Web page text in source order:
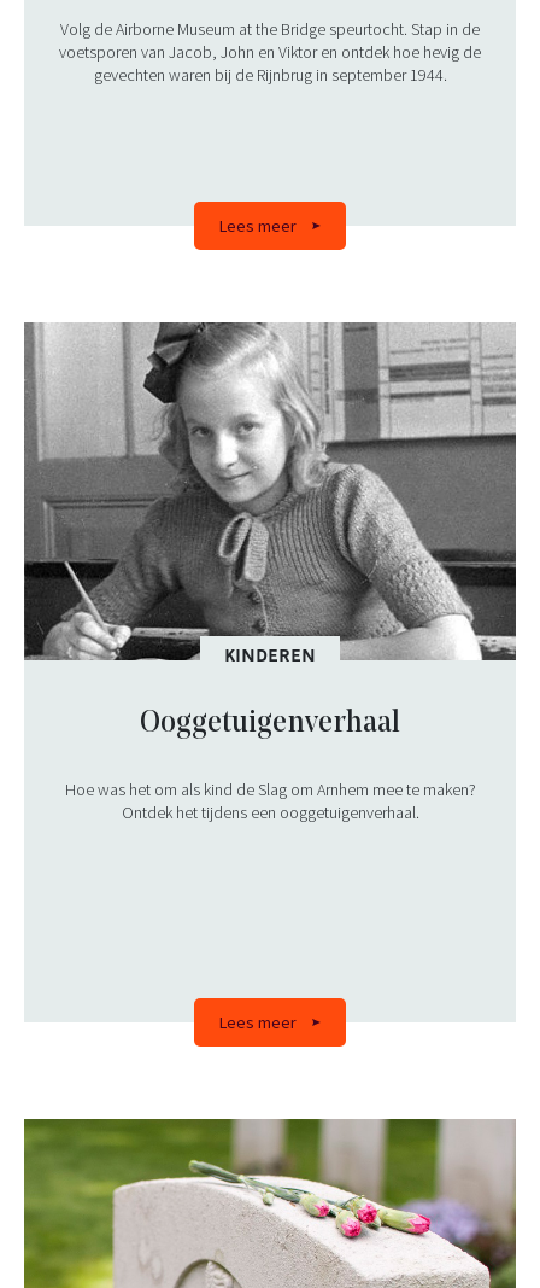
Volg de Airborne Museum at the Bridge speurtocht. Stap in de
voetsporen van Jacob, John en Viktor en ontdek hoe hevig de
gevechten waren bij de Rijnbrug in september 1944.
Lees meer
KINDEREN
Ooggetuigenverhaal
Hoe was het om als kind de Slag om Arnhem mee te maken?
Ontdek het tijdens een ooggetuigenverhaal.
Lees meer